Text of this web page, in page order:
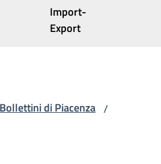
Import-
Export
Bollettini di Piacenza /